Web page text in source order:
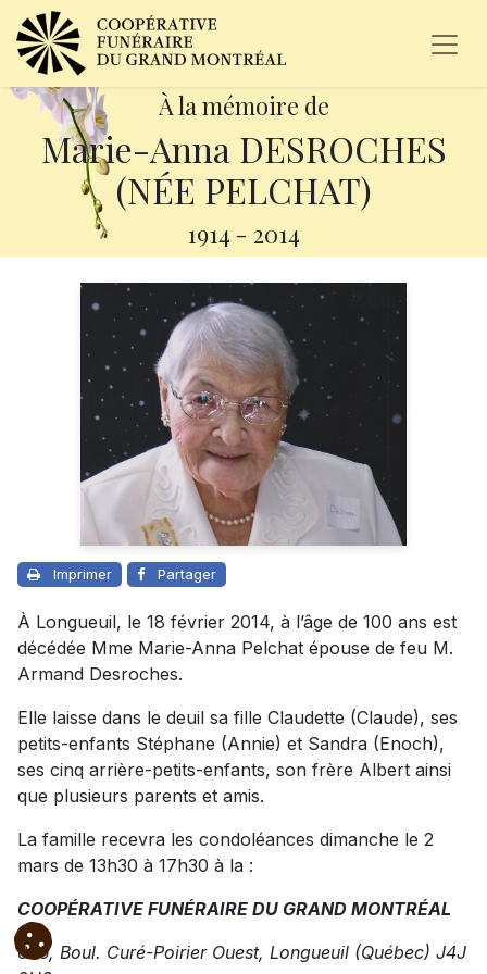
À la mémoire de
Marie-Anna DESROCHES
(NÉE PELCHAT)
1914 - 2014
Imprimer Partager
À Longueuil, le 18 février 2014, à l’âge de 100 ans est
décédée Mme Marie-Anna Pelchat épouse de feu M.
Armand Desroches.
Elle laisse dans le deuil sa fille Claudette (Claude), ses
petits-enfants Stéphane (Annie) et Sandra (Enoch),
ses cinq arrière-petits-enfants, son frère Albert ainsi
que plusieurs parents et amis.
La famille recevra les condoléances dimanche le 2
mars de 13h30 à 17h30 à la :
COOPÉRATIVE FUNÉRAIRE DU GRAND MONTRÉAL
635, Boul. Curé-Poirier Ouest, Longueuil (Québec) J4J